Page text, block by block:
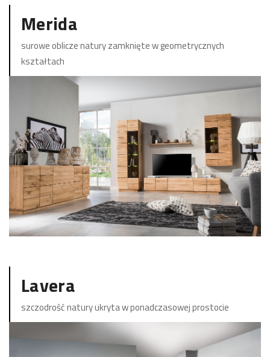
Merida
surowe oblicze natury zamknięte w geometrycznych
kształtach
Lavera
szczodrość natury ukryta w ponadczasowej prostocie